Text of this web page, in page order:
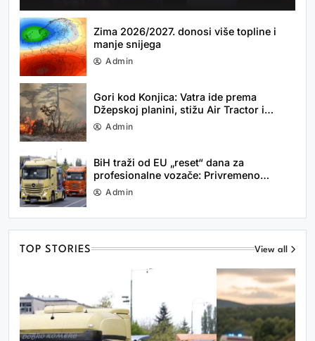
Zima 2026/2027. donosi više topline i
manje snijega
Admin
Gori kod Konjica: Vatra ide prema
Džepskoj planini, stižu Air Tractor i
Oružane snage
Admin
BiH traži od EU „reset“ dana za
profesionalne vozače: Privremeno
rješenje dok ne stignu dugoročne vize
Admin
Šampionski doček za Špance:
Hiljade navijača dočekale nove
prvake svijeta
Kerim Alajbegović oduševio na
dočeku u Bugojnu: “Učinili smo
narod ponosnim, ovo je tek početak”
TOP STORIES View all